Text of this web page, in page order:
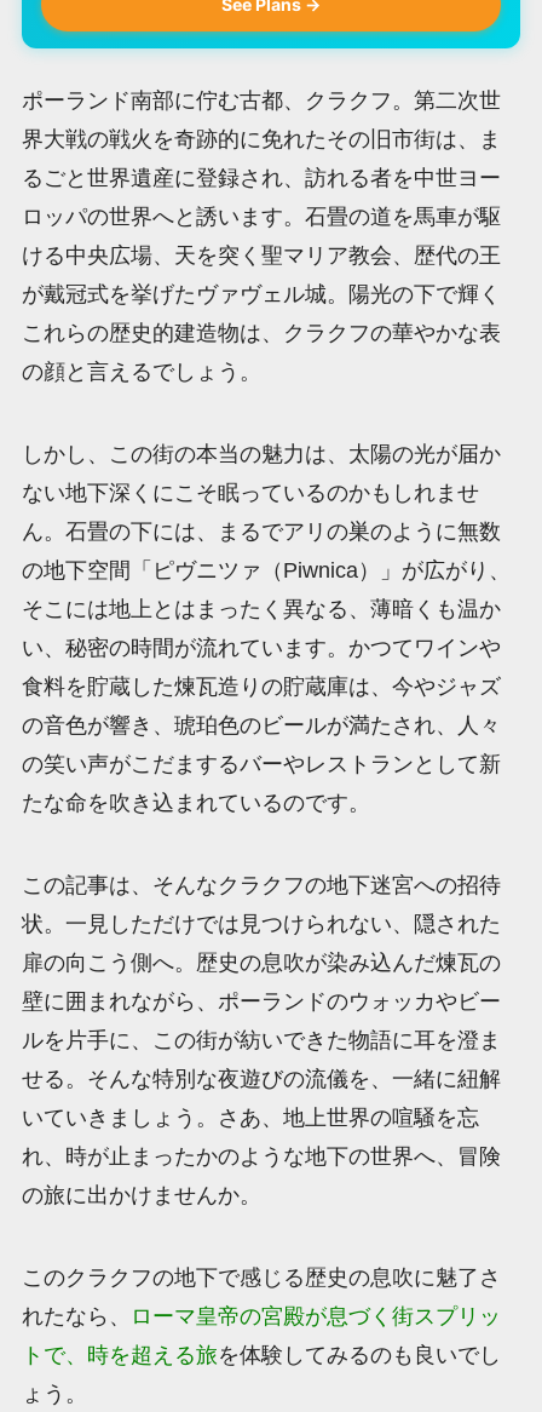
See Plans →
ポーランド南部に佇む古都、クラクフ。第二次世
界大戦の戦火を奇跡的に免れたその旧市街は、ま
るごと世界遺産に登録され、訪れる者を中世ヨー
ロッパの世界へと誘います。石畳の道を馬車が駆
ける中央広場、天を突く聖マリア教会、歴代の王
が戴冠式を挙げたヴァヴェル城。陽光の下で輝く
これらの歴史的建造物は、クラクフの華やかな表
の顔と言えるでしょう。
しかし、この街の本当の魅力は、太陽の光が届か
ない地下深くにこそ眠っているのかもしれませ
ん。石畳の下には、まるでアリの巣のように無数
の地下空間「ピヴニツァ（Piwnica）」が広がり、
そこには地上とはまったく異なる、薄暗くも温か
い、秘密の時間が流れています。かつてワインや
食料を貯蔵した煉瓦造りの貯蔵庫は、今やジャズ
の音色が響き、琥珀色のビールが満たされ、人々
の笑い声がこだまするバーやレストランとして新
たな命を吹き込まれているのです。
この記事は、そんなクラクフの地下迷宮への招待
状。一見しただけでは見つけられない、隠された
扉の向こう側へ。歴史の息吹が染み込んだ煉瓦の
壁に囲まれながら、ポーランドのウォッカやビー
ルを片手に、この街が紡いできた物語に耳を澄ま
せる。そんな特別な夜遊びの流儀を、一緒に紐解
いていきましょう。さあ、地上世界の喧騒を忘
れ、時が止まったかのような地下の世界へ、冒険
の旅に出かけませんか。
このクラクフの地下で感じる歴史の息吹に魅了さ
れたなら、
ローマ皇帝の宮殿が息づく街スプリッ
トで、時を超える旅を体験してみるのも良いでし
ょう。